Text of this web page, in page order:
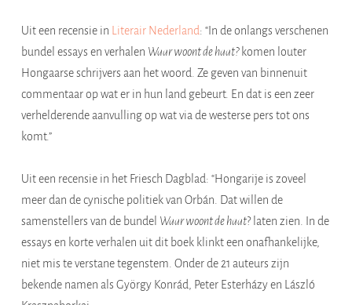
Uit een recensie in Literair Nederland: “In de onlangs verschenen
bundel essays en verhalen Waar woont de haat?komen louter
Hongaarse schrijvers aan het woord. Ze geven van binnenuit
commentaar op wat er in hun land gebeurt. En dat is een zeer
verhelderende aanvulling op wat via de westerse pers tot ons
komt.”
Uit een recensie in het Friesch Dagblad: “Hongarije is zoveel
meer dan de cynische politiek van Orbán. Dat willen de
samenstellers van de bundel Waar woont de haat? laten zien. In de
essays en korte verhalen uit dit boek klinkt een onafhankelijke,
niet mis te verstane tegenstem. Onder de 21 auteurs zijn
bekende namen als György Konrád, Peter Esterházy en László